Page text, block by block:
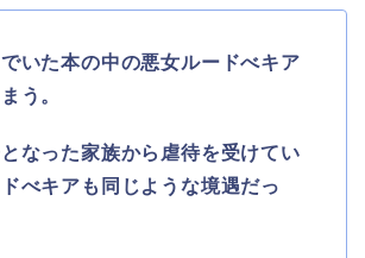
いた本の中の悪女ルードべキア
う。
なった家族から虐待を受けてい
べキアも同じような境遇だっ